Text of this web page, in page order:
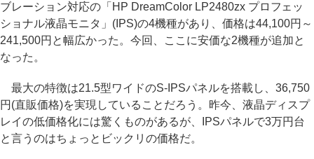
ブレーション対応の「HP DreamColor LP2480zx プロフェッ
ショナル液晶モニタ」(IPS)の4機種があり、価格は44,100円～
241,500円と幅広かった。今回、ここに安価な2機種が追加と
なった。
最大の特徴は21.5型ワイドのS-IPSパネルを搭載し、36,750
円(直販価格)を実現していることだろう。昨今、液晶ディスプ
レイの低価格化には驚くものがあるが、IPSパネルで3万円台
と言うのはちょっとビックリの価格だ。